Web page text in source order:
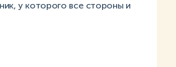
у которого все стороны и